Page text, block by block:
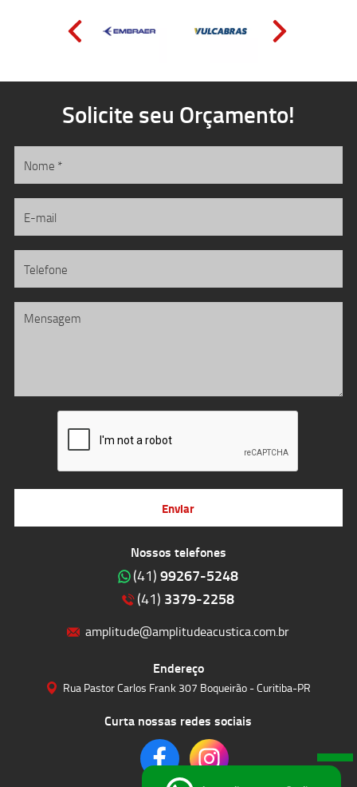
Nossos telefones
(41) 99267-5248
(41) 3379-2258
amplitude@amplitudeacustica.com.br
Endereço
Rua Pastor Carlos Frank 307 Boqueirão - Curitiba-PR
Curta nossas redes sociais
Solicite seu Orçamento!
Enviar